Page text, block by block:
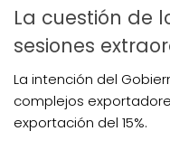
La cuestión de
sesiones
La intención del
complejos
exportación del 15%.